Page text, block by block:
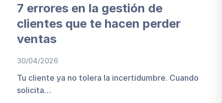
7 errores en la gestión de
clientes que te hacen perder
ventas
30/04/2026
Tu cliente ya no tolera la incertidumbre. Cuando
solicita…